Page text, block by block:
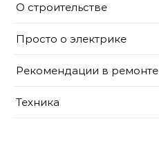
О строительстве
Просто о электрике
Рекомендации в ремонте
Техника